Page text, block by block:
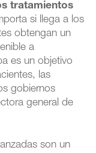
tratamientos
si llega a los
obtengan un
a
es un objetivo
las
gobiernos
general de
son un